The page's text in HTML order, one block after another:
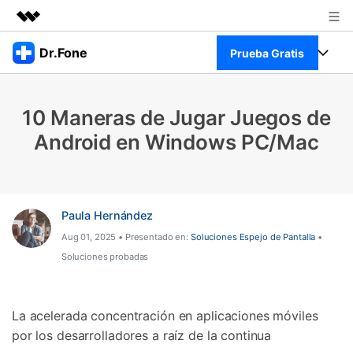
Productos destacados
Resumen
Soluciones
Quiénes somos
Tienda
Dr.Fone Prueba Gratis
Ver Kit Completo >
Productos
Para Celular
Herramientas Online
Descubre lo mejor de Dr.Fone
Blog
Transferencia de Datos
Reparación de Móviles
Iniciar sesión
10 Maneras de Jugar Juegos de
Android en Windows PC/Mac
Paula Hernández
Aug 01, 2025 • Presentado en: Soluciones Espejo de Pantalla •
Soluciones probadas
La acelerada concentración en aplicaciones móviles
por los desarrolladores a raíz de la continua